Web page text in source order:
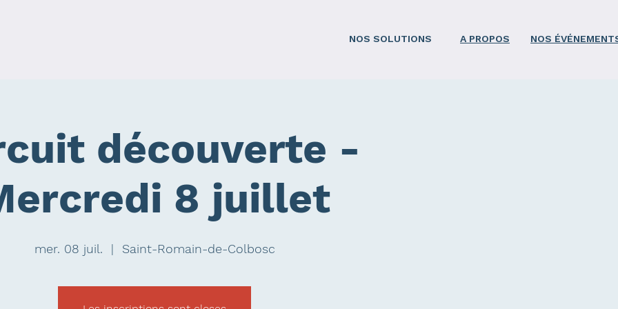
NOS SOLUTIONS A PROPOS NOS
découverte -
8 juillet
mer. 08 juil.
  |
Saint-Romain-de-Colbosc